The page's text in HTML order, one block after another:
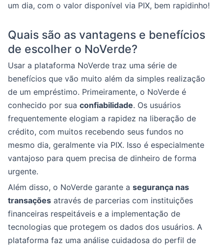
um dia, com o valor disponível via PIX, bem rapidinho!
Quais são as vantagens e benefícios
de escolher o NoVerde?
Usar a plataforma NoVerde traz uma série de
benefícios que vão muito além da simples realização
de um empréstimo. Primeiramente, o NoVerde é
conhecido por sua confiabilidade. Os usuários
frequentemente elogiam a rapidez na liberação de
crédito, com muitos recebendo seus fundos no
mesmo dia, geralmente via PIX. Isso é especialmente
vantajoso para quem precisa de dinheiro de forma
urgente.
Além disso, o NoVerde garante a segurança nas
transações através de parcerias com instituições
financeiras respeitáveis e a implementação de
tecnologias que protegem os dados dos usuários. A
plataforma faz uma análise cuidadosa do perfil de